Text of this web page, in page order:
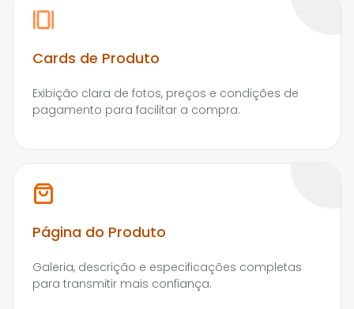
Cards de Produto
Exibição clara de fotos, preços e condições de
pagamento para facilitar a compra.
Página do Produto
Galeria, descrição e especificações completas
para transmitir mais confiança.